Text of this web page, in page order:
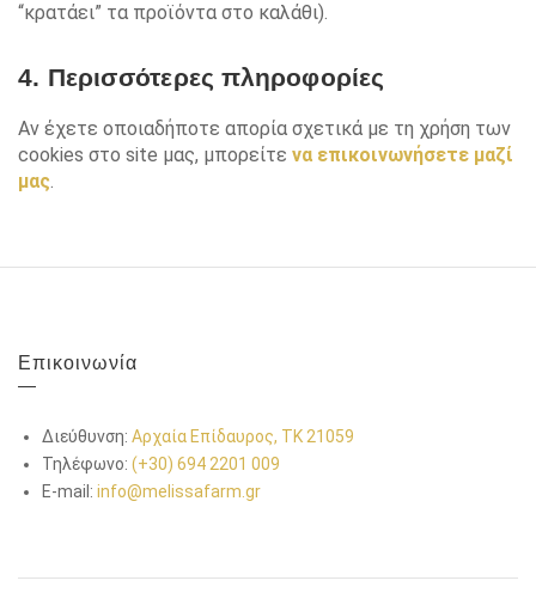
“κρατάει” τα προϊόντα στο καλάθι).
4. Περισσότερες πληροφορίες
Αν έχετε οποιαδήποτε απορία σχετικά με τη χρήση των
cookies στο site μας, μπορείτε να επικοινωνήσετε μαζί
μας.
Επικοινωνία
Διεύθυνση: Αρχαία Επίδαυρος, ΤΚ 21059
Τηλέφωνο: (+30) 694 2201 009
E-mail: info@melissafarm.gr